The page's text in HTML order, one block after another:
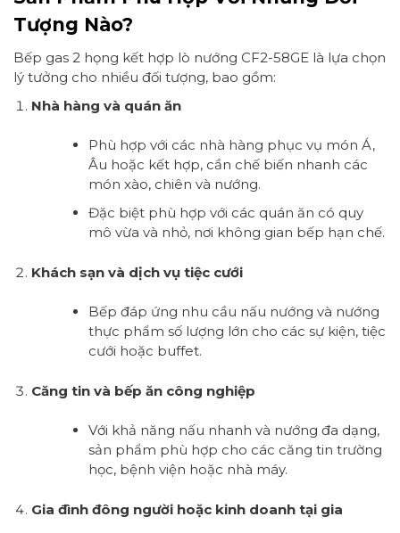
Tượng Nào?
Bếp gas 2 họng kết hợp lò nướng CF2-58GE là lựa chọn
lý tưởng cho nhiều đối tượng, bao gồm:
Nhà hàng và quán ăn
Phù hợp với các nhà hàng phục vụ món Á,
Âu hoặc kết hợp, cần chế biến nhanh các
món xào, chiên và nướng.
Đặc biệt phù hợp với các quán ăn có quy
mô vừa và nhỏ, nơi không gian bếp hạn chế.
Khách sạn và dịch vụ tiệc cưới
Bếp đáp ứng nhu cầu nấu nướng và nướng
thực phẩm số lượng lớn cho các sự kiện, tiệc
cưới hoặc buffet.
Căng tin và bếp ăn công nghiệp
Với khả năng nấu nhanh và nướng đa dạng,
sản phẩm phù hợp cho các căng tin trường
học, bệnh viện hoặc nhà máy.
Gia đình đông người hoặc kinh doanh tại gia